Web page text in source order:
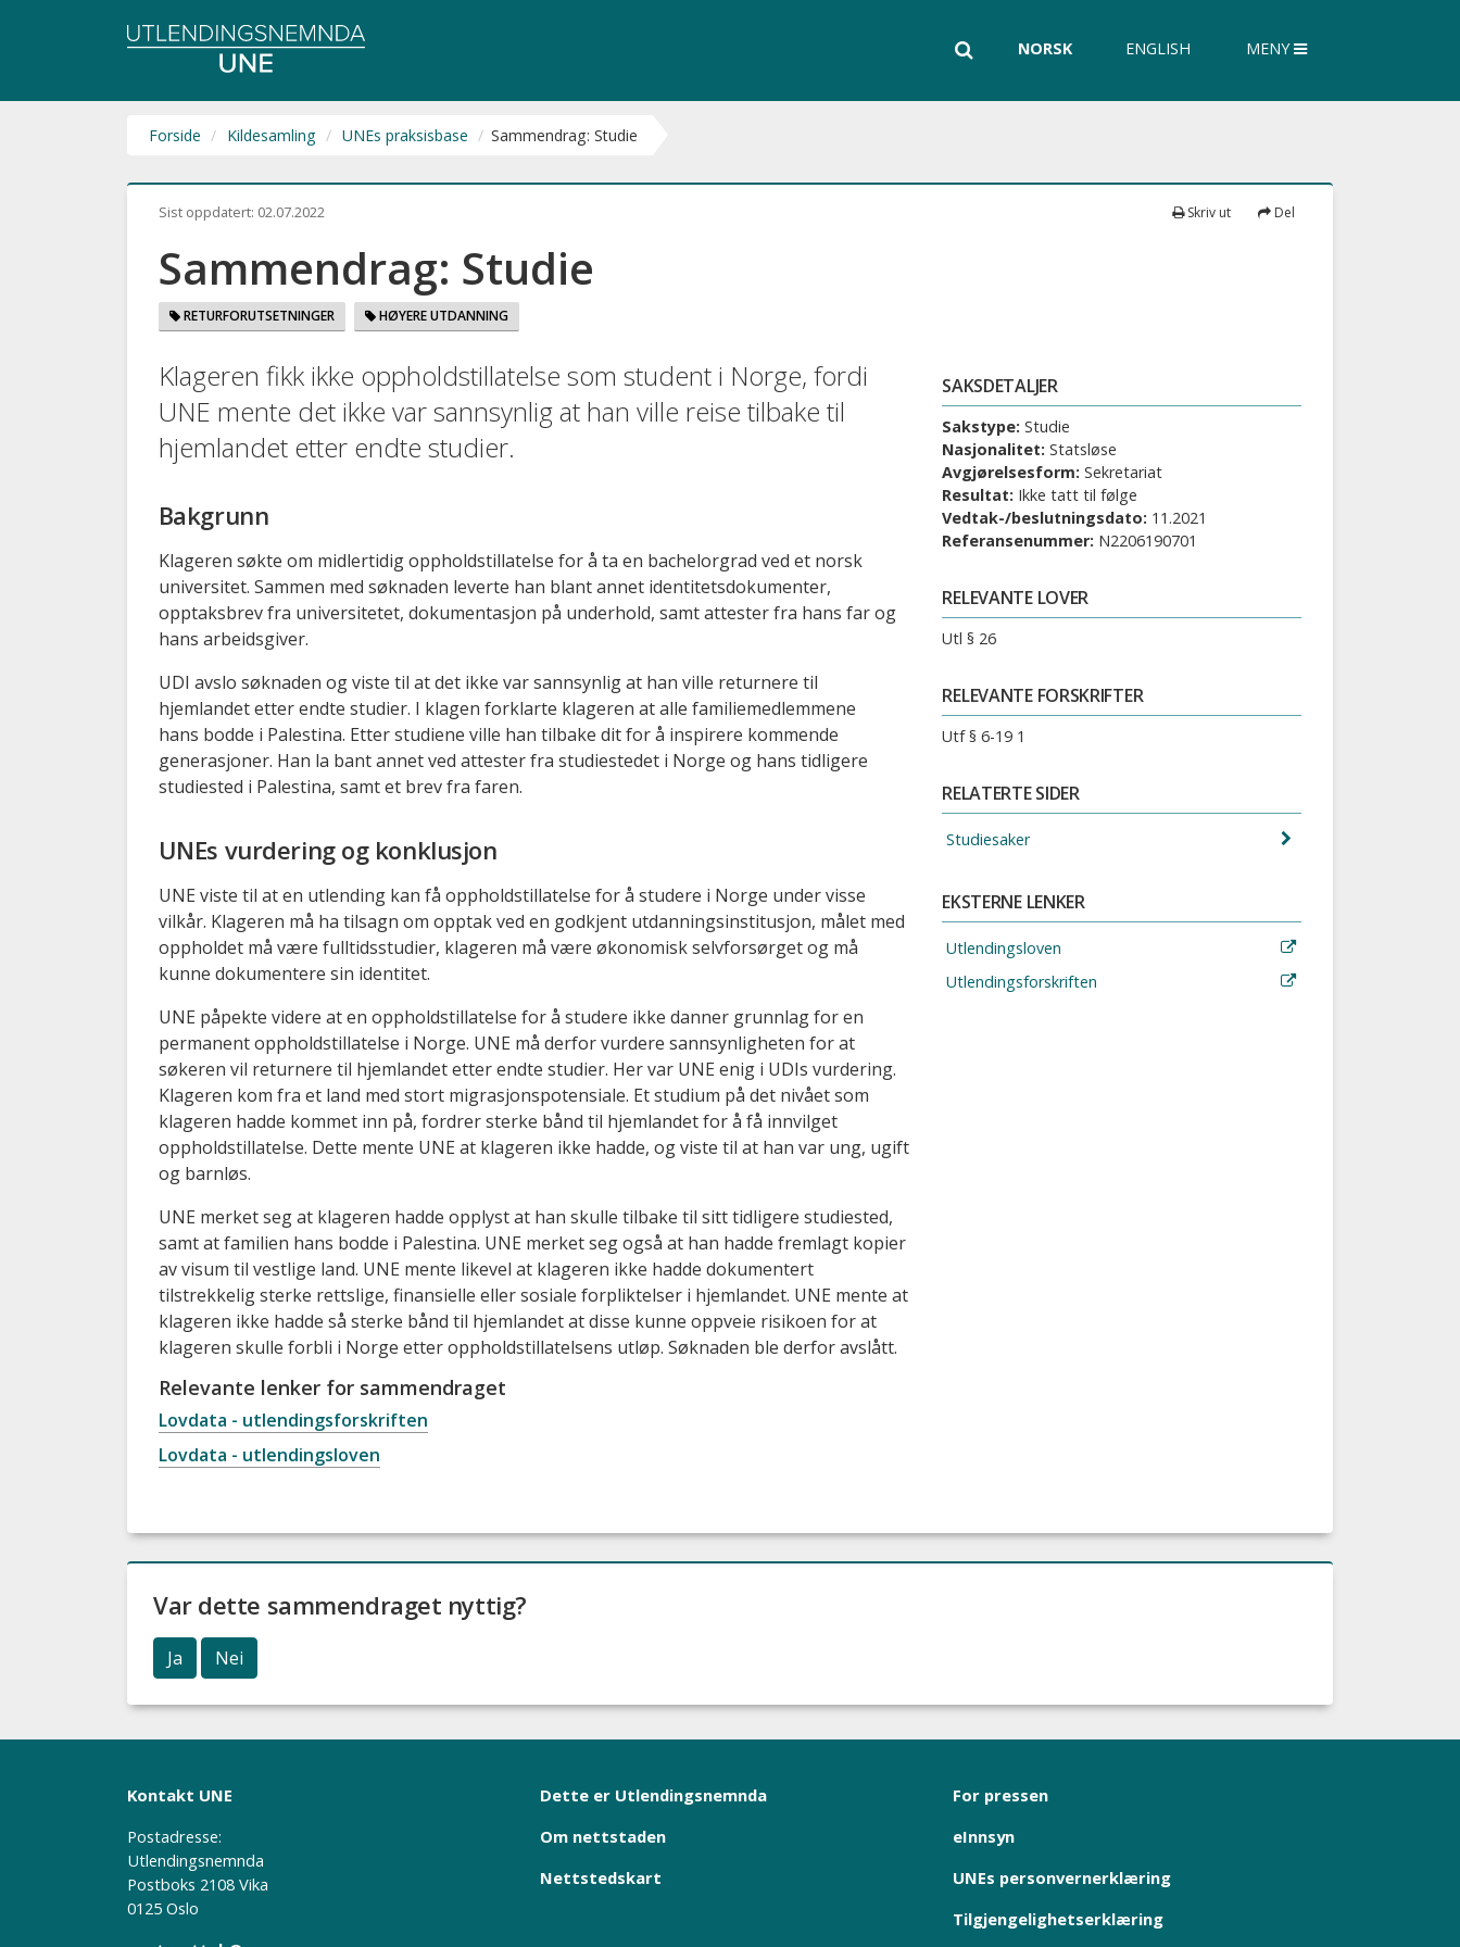
Utlendingsnemnda
UNE
Søk NORSK ENGLISH MENY
Forside Kildesamling UNEs praksisbase Sammendrag: Studie
Sist oppdatert: 02.07.2022 Skriv ut Del
Sammendrag: Studie
RETURFORUTSETNINGER HØYERE UTDANNING
Klageren fikk ikke oppholdstillatelse som student i Norge, fordi
UNE mente det ikke var sannsynlig at han ville reise tilbake til
hjemlandet etter endte studier.
Bakgrunn
Klageren søkte om midlertidig oppholdstillatelse for å ta en bachelorgrad ved et norsk
universitet. Sammen med søknaden leverte han blant annet identitetsdokumenter,
opptaksbrev fra universitetet, dokumentasjon på underhold, samt attester fra hans far og
hans arbeidsgiver.
UDI avslo søknaden og viste til at det ikke var sannsynlig at han ville returnere til
hjemlandet etter endte studier. I klagen forklarte klageren at alle familiemedlemmene
hans bodde i Palestina. Etter studiene ville han tilbake dit for å inspirere kommende
generasjoner. Han la bant annet ved attester fra studiestedet i Norge og hans tidligere
studiested i Palestina, samt et brev fra faren.
UNEs vurdering og konklusjon
UNE viste til at en utlending kan få oppholdstillatelse for å studere i Norge under visse
vilkår. Klageren må ha tilsagn om opptak ved en godkjent utdanningsinstitusjon, målet med
oppholdet må være fulltidsstudier, klageren må være økonomisk selvforsørget og må
kunne dokumentere sin identitet.
UNE påpekte videre at en oppholdstillatelse for å studere ikke danner grunnlag for en
permanent oppholdstillatelse i Norge. UNE må derfor vurdere sannsynligheten for at
søkeren vil returnere til hjemlandet etter endte studier. Her var UNE enig i UDIs vurdering.
Klageren kom fra et land med stort migrasjonspotensiale. Et studium på det nivået som
klageren hadde kommet inn på, fordrer sterke bånd til hjemlandet for å få innvilget
oppholdstillatelse. Dette mente UNE at klageren ikke hadde, og viste til at han var ung, ugift
og barnløs.
UNE merket seg at klageren hadde opplyst at han skulle tilbake til sitt tidligere studiested,
samt at familien hans bodde i Palestina. UNE merket seg også at han hadde fremlagt kopier
av visum til vestlige land. UNE mente likevel at klageren ikke hadde dokumentert
tilstrekkelig sterke rettslige, finansielle eller sosiale forpliktelser i hjemlandet. UNE mente at
klageren ikke hadde så sterke bånd til hjemlandet at disse kunne oppveie risikoen for at
klageren skulle forbli i Norge etter oppholdstillatelsens utløp. Søknaden ble derfor avslått.
Relevante lenker for sammendraget
Lovdata - utlendingsforskriften
Lovdata - utlendingsloven
SAKSDETALJER
Sakstype: Studie
Nasjonalitet: Statsløse
Avgjørelsesform: Sekretariat
Resultat: Ikke tatt til følge
Vedtak-/beslutningsdato: 11.2021
Referansenummer: N2206190701
RELEVANTE LOVER
Utl § 26
RELEVANTE FORSKRIFTER
Utf § 6-19 1
RELATERTE SIDER
Studiesaker
EKSTERNE LENKER
Utlendingsloven
Utlendingsforskriften
Var dette sammendraget nyttig?
Ja Nei
Kontakt UNE
Postadresse:
Utlendingsnemnda
Postboks 2108 Vika
0125 Oslo
Dette er Utlendingsnemnda
Om nettstaden
Nettstedskart
For pressen
eInnsyn
UNEs personvernerklæring
Tilgjengelighetserklæring